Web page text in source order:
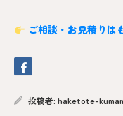
ご相談・お見積りは
投稿者: haketote-